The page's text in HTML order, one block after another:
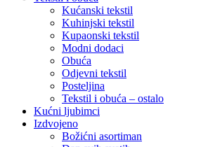
Kućanski tekstil
Kuhinjski tekstil
Kupaonski tekstil
Modni dodaci
Obuća
Odjevni tekstil
Posteljina
Tekstil i obuća – ostalo
Kućni ljubimci
Izdvojeno
Božićni asortiman